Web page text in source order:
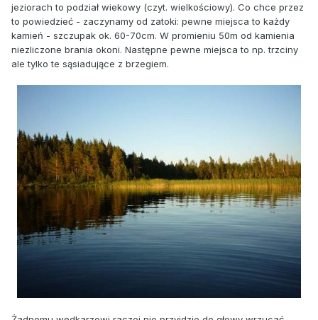
jeziorach to podział wiekowy (czyt. wielkościowy). Co chce przez
to powiedzieć - zaczynamy od zatoki: pewne miejsca to każdy
kamień - szczupak ok. 60-70cm. W promieniu 50m od kamienia
niezliczone brania okoni. Następne pewne miejsca to np. trzciny
ale tylko te sąsiadujące z brzegiem.